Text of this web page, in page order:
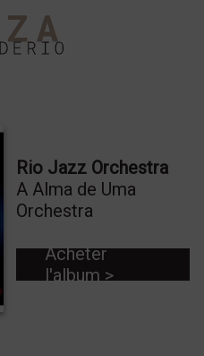
Rio Jazz Orchestra
A Alma de Uma
Orchestra
Acheter
l'album >